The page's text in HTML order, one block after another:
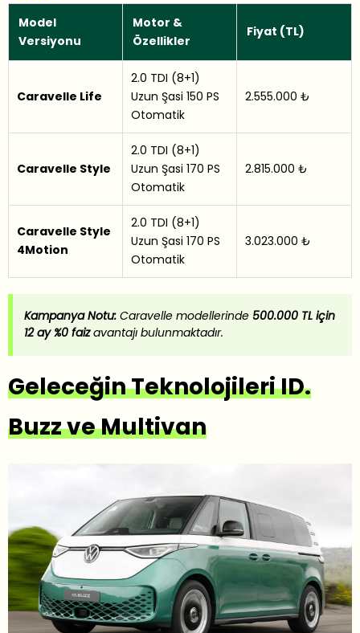
Model
Versiyonu
Motor &
Özellikler
Fiyat (TL)
Caravelle Life
2.0 TDI (8+1)
Uzun Şasi 150 PS
Otomatik
2.555.000 ₺
Caravelle Style
2.0 TDI (8+1)
Uzun Şasi 170 PS
Otomatik
2.815.000 ₺
Caravelle Style
4Motion
2.0 TDI (8+1)
Uzun Şasi 170 PS
Otomatik
3.023.000 ₺
Kampanya Notu: Caravelle modellerinde 500.000 TL için
12 ay %0 faizavantajı bulunmaktadır.
Geleceğin Teknolojileri ID.
Buzz ve Multivan